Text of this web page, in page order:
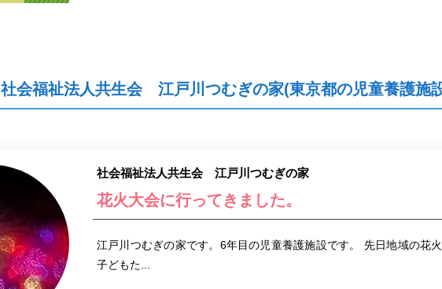
社会福祉法人共生会 江戸川つむぎの家(東京都の児童養護施
社会福祉法人共生会 江戸川つむぎの家
花火大会に行ってきました。
江戸川つむぎの家です。6年目の児童養護施設です。 先日地域の花
子どもた...